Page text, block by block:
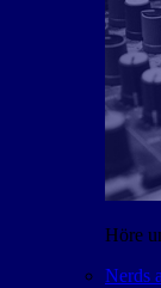
Höre
Nerds